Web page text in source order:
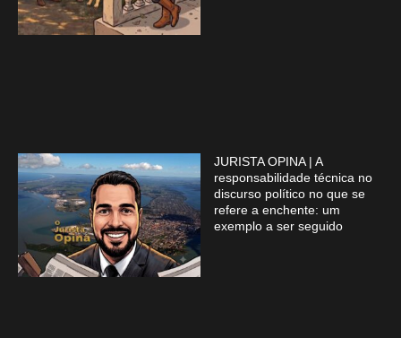
JURISTA OPINA | A
responsabilidade técnica no
discurso político no que se
refere a enchente: um
exemplo a ser seguido